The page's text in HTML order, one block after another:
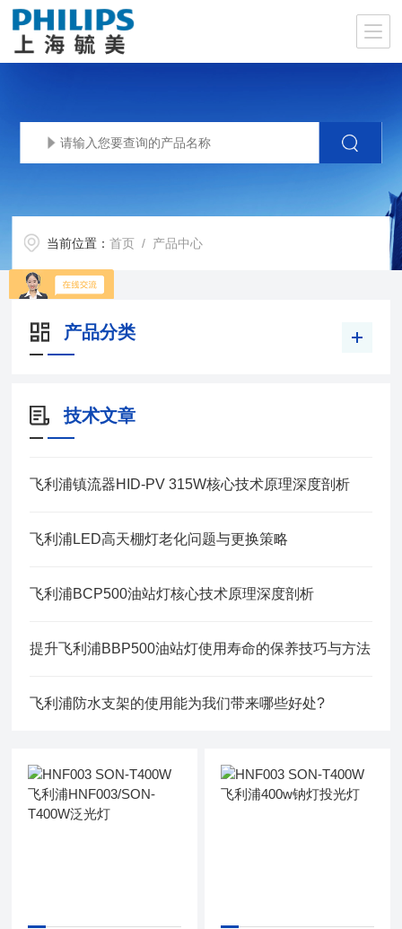
当前位置：首页 / 产品中心
产品分类
技术文章
飞利浦镇流器HID-PV 315W核心技术原理深度剖析
飞利浦LED高天棚灯老化问题与更换策略
飞利浦BCP500油站灯核心技术原理深度剖析
提升飞利浦BBP500油站灯使用寿命的保养技巧与方法
飞利浦防水支架的使用能为我们带来哪些好处?